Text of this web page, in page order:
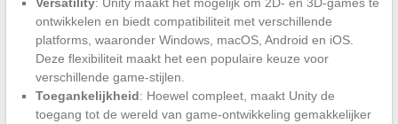
ontwikkelen en biedt compatibiliteit met verschillende
platforms, waaronder Windows, macOS, Android en iOS.
Deze flexibiliteit maakt het een populaire keuze voor
verschillende game-stijlen.
Toegankelijkheid: Hoewel compleet, maakt Unity de
toegang tot de wereld van game-ontwikkeling gemakkelijker